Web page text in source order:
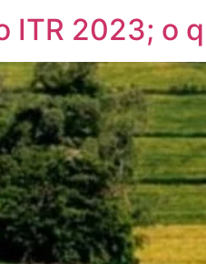
ITR 2023; o